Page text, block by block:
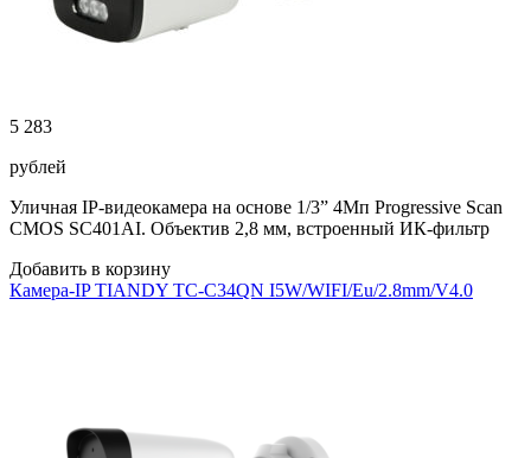
5 283
рублей
Уличная IP-видеокамера на основе 1/3” 4Мп Progressive Scan
CMOS SC401AI. Объектив 2,8 мм, встроенный ИК-фильтр
Добавить в корзину
Камера-IP TIANDY TC-C34QN I5W/WIFI/Eu/2.8mm/V4.0